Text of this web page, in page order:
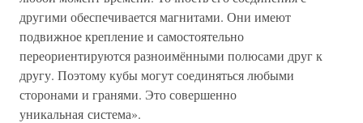
другими обеспечивается магнитами. Они имеют
подвижное крепление и самостоятельно
переориентируются разноимёнными полюсами друг к
другу. Поэтому кубы могут соединяться любыми
сторонами и гранями. Это совершенно
уникальная система».